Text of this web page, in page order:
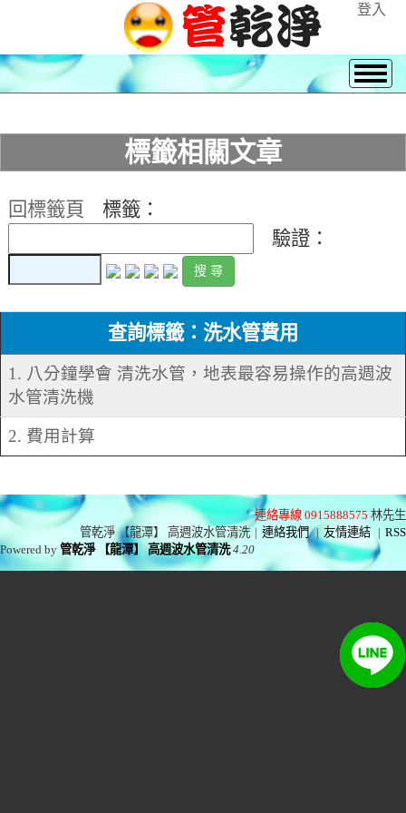
登入
標籤相關文章
回標籤頁
標籤：
驗證：
查詢標籤：洗水管費用
1. 八分鐘學會 清洗水管，地表最容易操作的高週波
水管清洗機
2. 費用計算
連絡專線 0915888575 林先生
管乾淨 【龍潭】 高週波水管清洗 | 連絡我們 | 友情連結 | RSS
Powered by管乾淨 【龍潭】 高週波水管清洗 4.20